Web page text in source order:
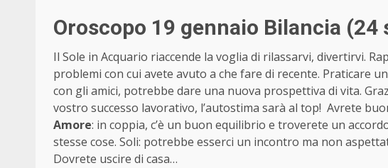
Oroscopo 19 gennaio Bilancia
Il Sole in Acquario riaccende la voglia di rilassarvi, divertirvi.
problemi con cui avete avuto a che fare di recente. Praticare
con gli amici, potrebbe dare una nuova prospettiva di vita.
vostro successo lavorativo, l’autostima sarà al top! Avrete
Amore: in coppia, c’è un buon equilibrio e troverete un
stesse cose. Soli: potrebbe esserci un incontro ma non
Dovrete uscire di casa…